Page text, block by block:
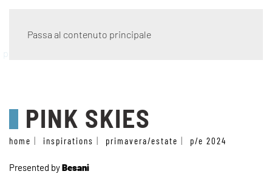
Passa al contenuto principale
p/e 2024
PINK SKIES
home inspirations primavera/estate p/e 2024
Presented byBesani